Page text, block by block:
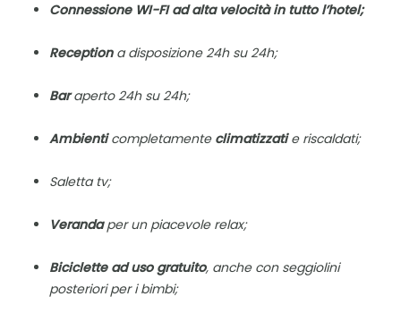
Connessione WI-FI ad alta velocità in tutto l’hotel;
Reception a disposizione 24h su 24h;
Baraperto 24h su 24h;
Ambienticompletamente climatizzatie riscaldati;
Saletta tv;
Veranda per un piacevole relax;
Biciclette ad uso gratuito, anche con seggiolini
posteriori per i bimbi;